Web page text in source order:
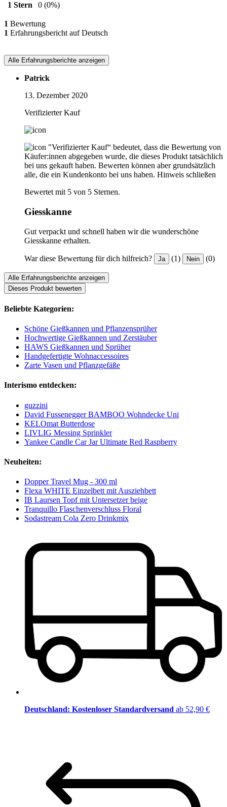
1 Stern
0 (0%)
1 Bewertung
1 Erfahrungsbericht auf Deutsch
Alle Erfahrungsberichte anzeigen
Patrick
13. Dezember 2020
Verifizierter Kauf
"Verifizierter Kauf“ bedeutet, dass die Bewertung von
Käufer:innen abgegeben wurde, die dieses Produkt tatsächlich
bei uns gekauft haben. Bewerten können aber grundsätzlich
alle, die ein Kundenkonto bei uns haben. Hinweis schließen
Bewertet mit 5 von 5 Sternen.
Giesskanne
Gut verpackt und schnell haben wir die wunderschöne
Giesskanne erhalten.
War diese Bewertung für dich hilfreich? Ja (1) Nein (0)
Alle Erfahrungsberichte anzeigen
Dieses Produkt bewerten
Beliebte Kategorien:
Schöne Gießkannen und Pflanzensprüher
Hochwertige Gießkannen und Zerstäuber
HAWS Gießkannen und Sprüher
Handgefertigte Wohnaccessoires
Zarte Vasen und Pflanzgefäße
Interismo entdecken:
guzzini
David Fussenegger BAMBOO Wohndecke Uni
KELOmat Butterdose
LIVLIG Messing Sprinkler
Yankee Candle Car Jar Ultimate Red Raspberry
Neuheiten:
Dopper Travel Mug - 300 ml
Flexa WHITE Einzelbett mit Ausziehbett
IB Laursen Topf mit Untersetzer beige
Tranquillo Flaschenverschluss Floral
Sodastream Cola Zero Drinkmix
Deutschland: Kostenloser Standardversand ab 52,90 €